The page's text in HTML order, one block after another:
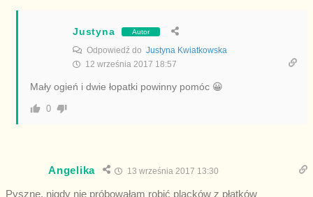
Justyna Autor
Odpowiedź doJustyna Kwiatkowska
12 września 2017 18:57
Mały ogień i dwie łopatki powinny pomóc 😀
0
Angelika 13 września 2017 13:30
Pyszne, nigdy nie próbowałam robić placków z płatków